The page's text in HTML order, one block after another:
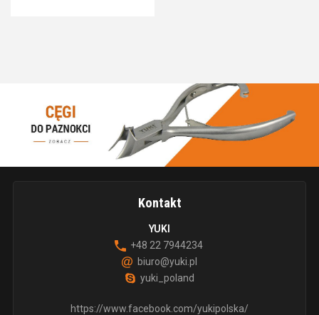
Kontakt
YUKI
+48 22 7944234
biuro@yuki.pl
yuki_poland
https://www.facebook.com/yukipolska/